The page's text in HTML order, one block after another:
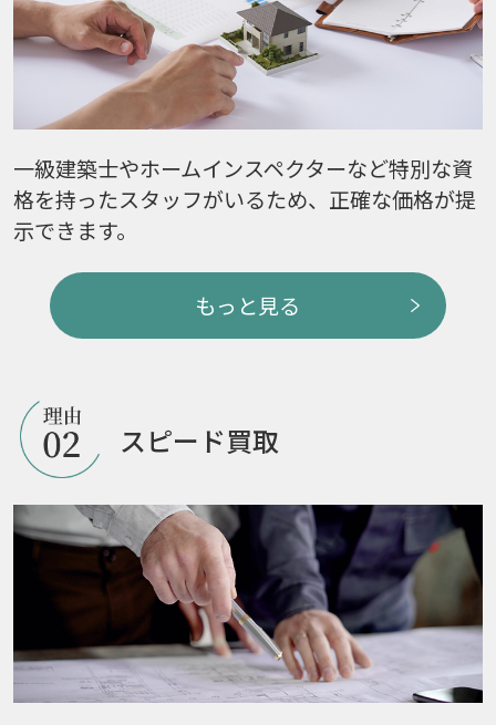
一級建築士やホームインスペクターなど特別な資
格を持ったスタッフがいるため、正確な価格が提
示できます。
もっと見る
スピード買取